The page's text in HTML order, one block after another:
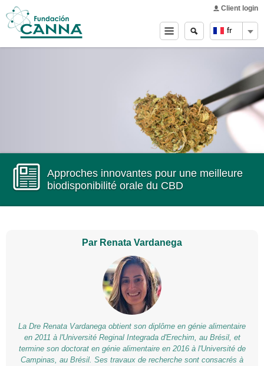
fr
Client login
Main menu
Search
form
Search
Approches innovantes pour une meilleure
biodisponibilité orale du CBD
Par Renata Vardanega
La Dre Renata Vardanega obtient son diplôme en génie alimentaire
en 2011 à l'Université Reginal Integrada d'Erechim, au Brésil, et
termine son doctorat en génie alimentaire en 2016 à l'Université de
Campinas, au Brésil. Ses travaux de recherche sont consacrés à